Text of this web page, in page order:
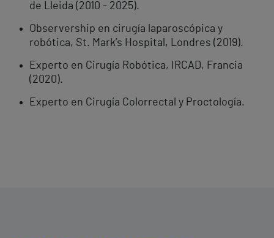
de Lleida (2010 - 2025).
Observership en cirugía laparoscópica y
robótica, St. Mark’s Hospital, Londres (2019).
Experto en Cirugía Robótica, IRCAD, Francia
(2020).
Experto en Cirugía Colorrectal y Proctología.